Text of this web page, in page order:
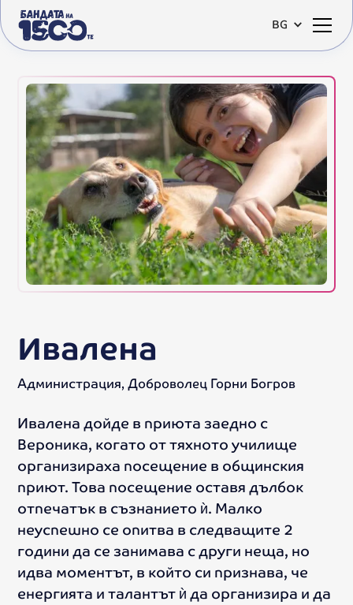
BG
Ивалена
Администрация, Доброволец Горни Богров
Ивалена дойде в приюта заедно с
Вероника, когато от тяхното училище
организираха посещение в общинския
приют. Това посещение оставя дълбок
отпечатък в съзнанието ѝ. Малко
неуспешно се опитва в следващите 2
години да се занимава с други неща, но
идва моментът, в който си признава, че
енергията и талантът ѝ да организира и да